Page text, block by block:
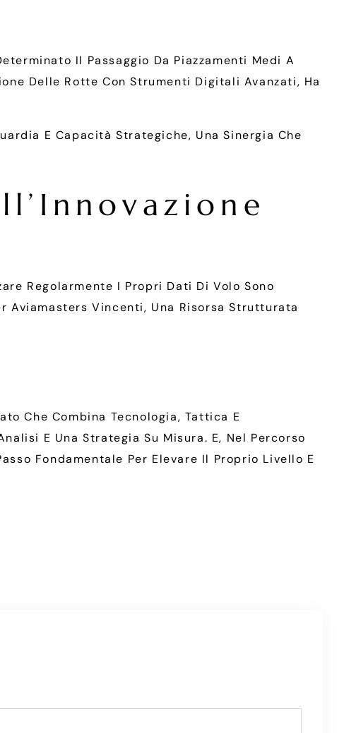
Il Passaggio Da Piazzamenti Medi A
Delle Rotte Con Strumenti Digitali Avanzati, Ha
E Capacità Strategiche, Una Sinergia Che
Regolarmente I Propri Dati Di Volo Sono
Vincenti, Una Risorsa Strutturata
Che Combina Tecnologia, Tattica E
E Una Strategia Su Misura. E, Nel Percorso
Fondamentale Per Elevare Il Proprio Livello E